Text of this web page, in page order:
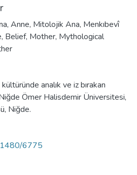
, Anne, Mitolojik Ana, Menkıbevî
, Belief, Mother, Mythological
analık ve iz bırakan
Ömer Halisdemir Üniversitesi,
Niğde.
6775